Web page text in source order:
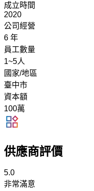
成立時間
2020
公司經營
6 年
員工數量
1~5人
國家/地區
臺中市
資本額
100萬
供應商評價
5.0
非常滿意